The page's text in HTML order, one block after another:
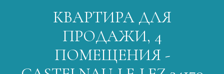
КВАРТИРА ДЛЯ
ПРОДАЖИ, 4
ПОМЕЩЕНИЯ -